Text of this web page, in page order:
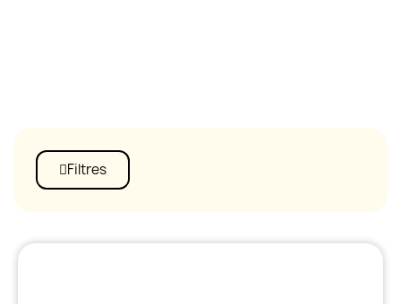
Filtres